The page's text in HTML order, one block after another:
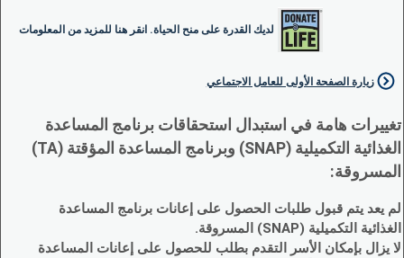
لديك القدرة على منح الحياة. انقر هنا للمزيد من المعلومات
زيارة الصفحة الأولى للعامل الاجتماعي
تغييرات هامة في استبدال استحقاقات برنامج المساعدة
الغذائية التكميلية (SNAP) وبرنامج المساعدة المؤقتة (TA)
المسروقة:
لم يعد يتم قبول طلبات الحصول على إعانات برنامج المساعدة
الغذائية التكميلية (SNAP) المسروقة.
لا يزال بإمكان الأسر التقدم بطلب للحصول على إعانات المساعدة